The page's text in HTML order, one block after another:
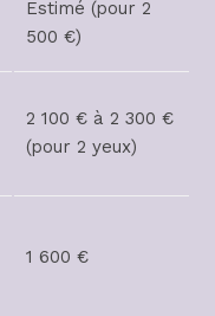
Estimé (pour 2
500 €)
2 100 € à 2 300 €
(pour 2 yeux)
1 600 €